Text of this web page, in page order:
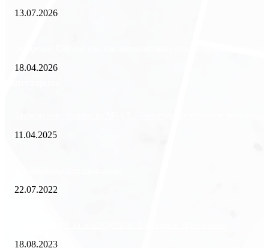
13.07.2026
18.04.2026
11.04.2025
22.07.2022
18.08.2023